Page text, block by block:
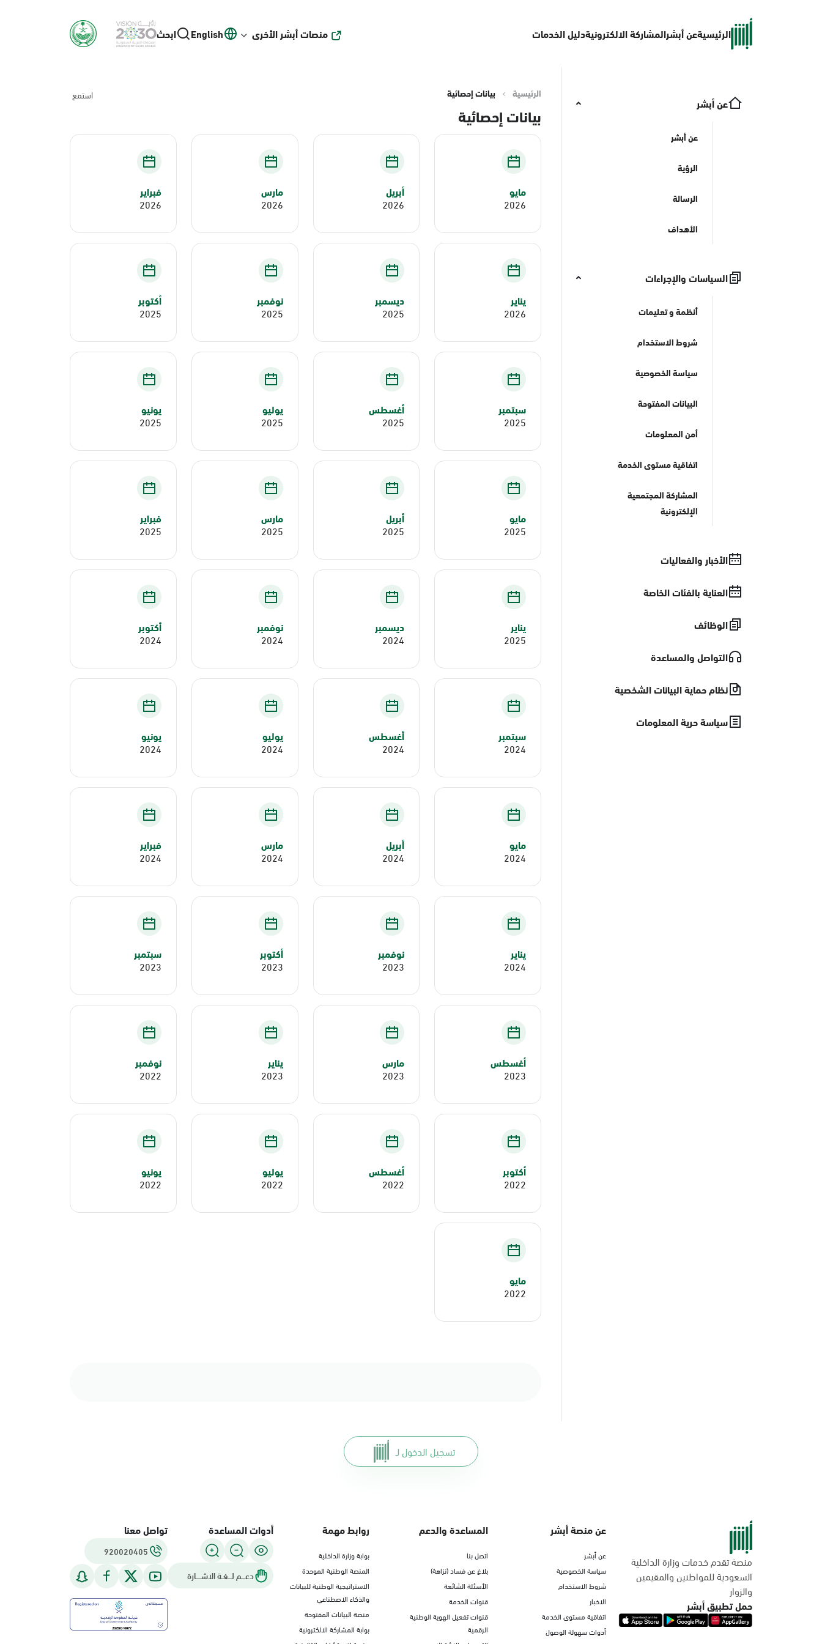
الرئيسيةعن أبشرالمشاركة الالكترونيةدليل الخدمات منصات أبشر الأخرى English ابحث
عن أبشر
عن أبشر
الرؤية
الرسالة
الأهداف
السياسات والإجراءات
أنظمة و تعليمات
شروط الاستخدام
سياسة الخصوصية
البيانات المفتوحة
أمن المعلومات
اتفاقية مستوى الخدمة
المشاركة المجتمعية
الإلكترونية
الأخبار والفعاليات
العناية بالفئات الخاصة
الوظائف
التواصل والمساعدة
نظام حماية البيانات الشخصية
سياسة حرية المعلومات
الرئيسية بيانات إحصائية استمع
بيانات إحصائية
مايو
2026
أبريل
2026
مارس
2026
فبراير
2026
يناير
2026
ديسمبر
2025
نوفمبر
2025
أكتوبر
2025
سبتمبر
2025
أغسطس
2025
يوليو
2025
يونيو
2025
مايو
2025
أبريل
2025
مارس
2025
فبراير
2025
يناير
2025
ديسمبر
2024
نوفمبر
2024
أكتوبر
2024
سبتمبر
2024
أغسطس
2024
يوليو
2024
يونيو
2024
مايو
2024
أبريل
2024
مارس
2024
فبراير
2024
يناير
2024
نوفمبر
2023
أكتوبر
2023
سبتمبر
2023
أغسطس
2023
مارس
2023
يناير
2023
نوفمبر
2022
أكتوبر
2022
أغسطس
2022
يوليو
2022
يونيو
2022
مايو
2022
تسجيل الدخول لـ
منصة تقدم خدمات وزارة الداخلية
السعودية للمواطنين والمقيمين
والزوار
حمل تطبيق أبشر
عن منصة أبشر
عن أبشر
سياسة الخصوصية
شروط الاستخدام
الاخبار
اتفاقية مستوى الخدمة
أدوات سهولة الوصول
المساعدة والدعم
اتصل بنا
بلاغ عن فساد (نزاهة)
الأسئلة الشائعة
قنوات الخدمة
قنوات تفعيل الهوية الوطنية
الرقمية
روابط مهمة
بوابة وزارة الداخلية
المنصة الوطنية الموحدة
الاستراتيجية الوطنية للبيانات
والذكاء الاصطناعي
منصة البيانات المفتوحة
بوابة المشاركة الالكترونية
أدوات المساعدة
دعـــم لـــغـة الاشــــارة
تواصل معنا
920020405